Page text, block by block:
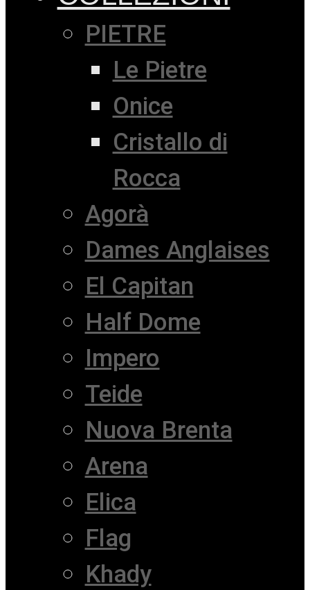
PIETRE
Le Pietre
Onice
Cristallo di
Rocca
Agorà
Dames Anglaises
El Capitan
Half Dome
Impero
Teide
Nuova Brenta
Arena
Elica
Flag
Khady